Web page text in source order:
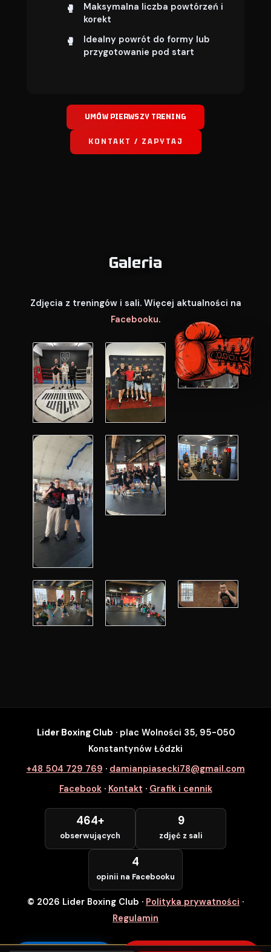
Maksymalna liczba powtórzeń i
korekt
Idealny powrót do formy lub
przygotowanie pod start
UMÓW PIERWSZY TRENING
KONTAKT / ZAPYTAJ
Galeria
Zdjęcia z treningów i sali. Więcej aktualności na
Facebooku.
SZYBKI ZAPIS
Zapisz się na wybrane zajęcia
Numer Telefonu *
POTWIERDZAM — WCHODZĘ ZA
DARMO
Lider Boxing Club · plac Wolności 35, 95-050
Konstantynów Łódzki
+48 504 729 769 · damianpiasecki78@gmail.com
Facebook· Kontakt · Grafik i cennik
464+
obserwujących
9
zdjęć z sali
4
opinii na Facebooku
© 2026 Lider Boxing Club · Polityka prywatności ·
Regulamin